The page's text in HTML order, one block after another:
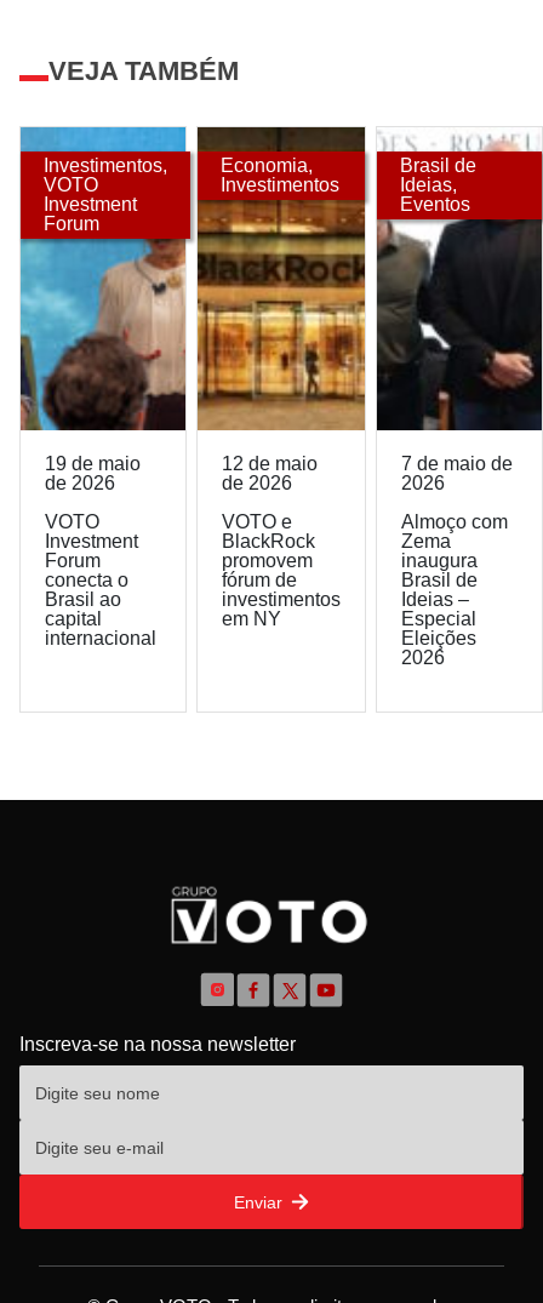
VEJA TAMBÉM
Investimentos,
VOTO
Investment
Forum
19 de maio
de 2026
VOTO
Investment
Forum
conecta o
Brasil ao
capital
internacional
Economia,
Investimentos
12 de maio
de 2026
VOTO e
BlackRock
promovem
fórum de
investimentos
em NY
Brasil de
Ideias,
Eventos
7 de maio de
2026
Almoço com
Zema
inaugura
Brasil de
Ideias –
Especial
Eleições
2026
Inscreva-se na nossa newsletter
Enviar